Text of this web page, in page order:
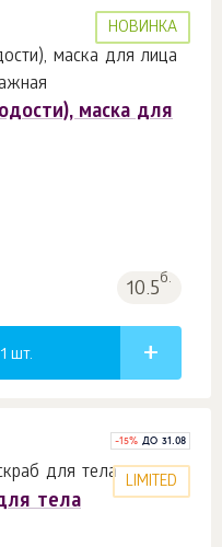
НОВИНКА
маска для
10.5б.
шт.
-15% ДО 31.08
LIMITED
тела